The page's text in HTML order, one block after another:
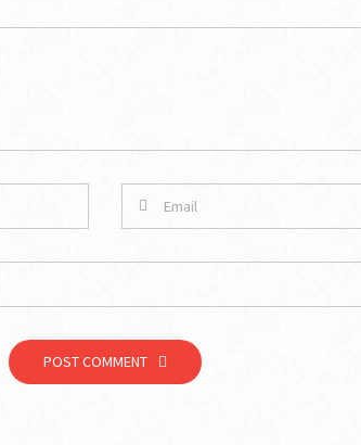
POST COMMENT